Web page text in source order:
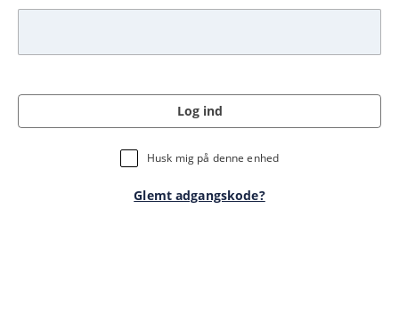
Log ind
Husk mig på denne enhed
Glemt adgangskode?